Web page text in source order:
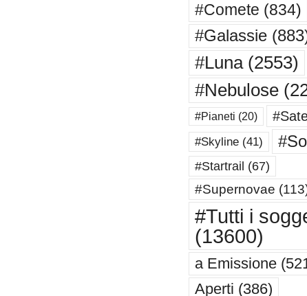
#Comete (834)
#Galassie
#Luna(2553)
#Nebulose
#Pianeti (20)
#Skyline(41)
#Startrail (67)
#Supernovae
#Tutti i
(13600)
a Emissione
Aperti (386)